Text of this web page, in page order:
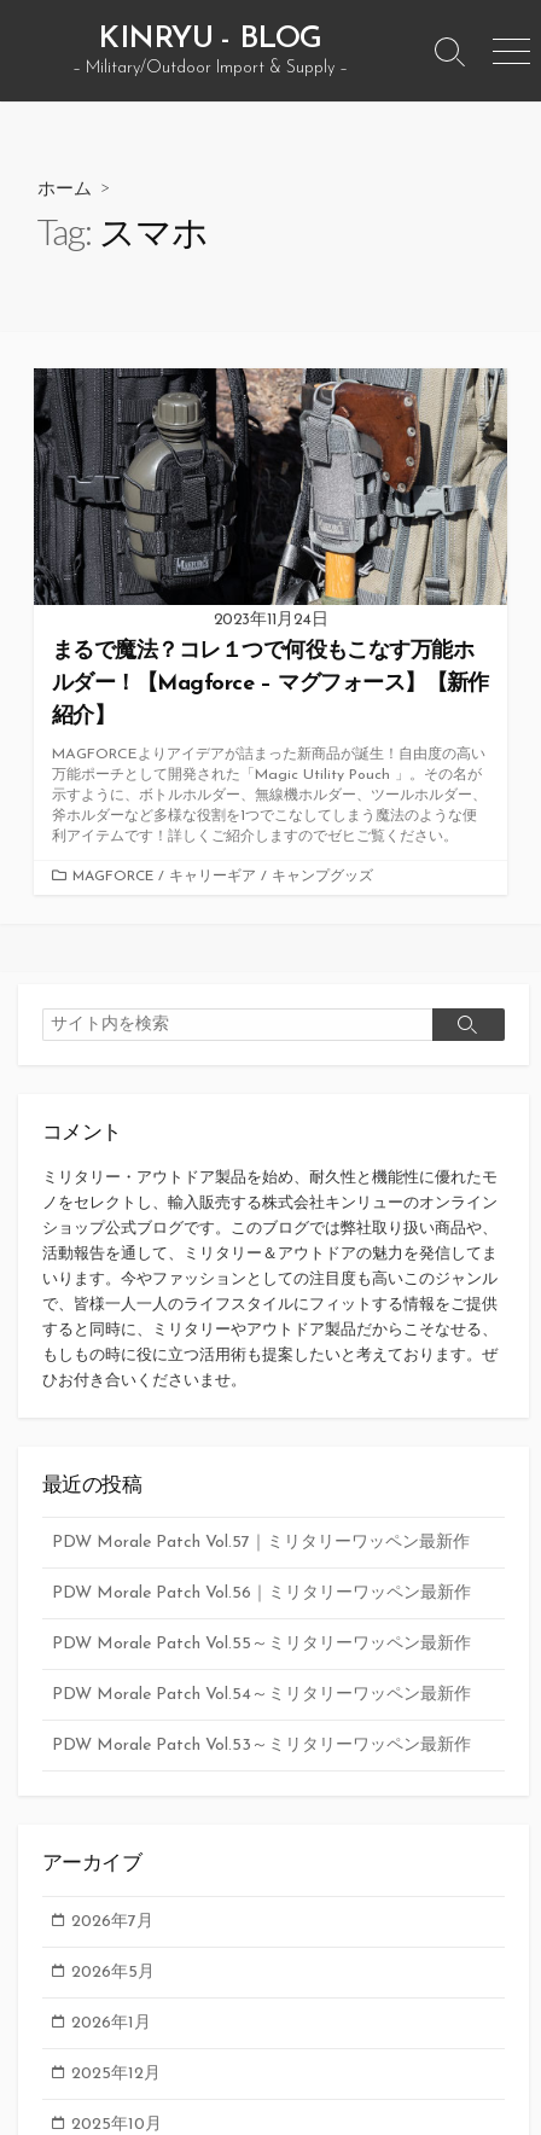
ン
KINRYU - BLOG
– Military/Outdoor Import & Supply –
検
メ
ホーム >
Tag: スマホ
2023年11月24日
まるで魔法？コレ１つで何役もこなす万能ホ
ルダー！【Magforce – マグフォース】【新作
紹介】
MAGFORCEよりアイデアが詰まった新商品が誕生！自由度の高い
万能ポーチとして開発された「Magic Utility Pouch 」。その名が
示すように、ボトルホルダー、無線機ホルダー、ツールホルダー、
斧ホルダーなど多様な役割を1つでこなしてしまう魔法のような便
利アイテムです！詳しくご紹介しますのでゼヒご覧ください。
カ
MAGFORCE / キャリーギア / キャンプグッズ
検
索
検
コメント
ミリタリー・アウトドア製品を始め、耐久性と機能性に優れたモ
ノをセレクトし、輸入販売する株式会社キンリューのオンライン
ショップ公式ブログです。このブログでは弊社取り扱い商品や、
活動報告を通して、ミリタリー＆アウトドアの魅力を発信してま
いります。今やファッションとしての注目度も高いこのジャンル
で、皆様一人一人のライフスタイルにフィットする情報をご提供
すると同時に、ミリタリーやアウトドア製品だからこそなせる、
もしもの時に役に立つ活用術も提案したいと考えております。ぜ
ひお付き合いくださいませ。
最近の投稿
PDW Morale Patch Vol.57｜ミリタリーワッペン最新作
PDW Morale Patch Vol.56｜ミリタリーワッペン最新作
PDW Morale Patch Vol.55～ミリタリーワッペン最新作
PDW Morale Patch Vol.54～ミリタリーワッペン最新作
PDW Morale Patch Vol.53～ミリタリーワッペン最新作
アーカイブ
2026年7月
2026年5月
2026年1月
2025年12月
2025年10月